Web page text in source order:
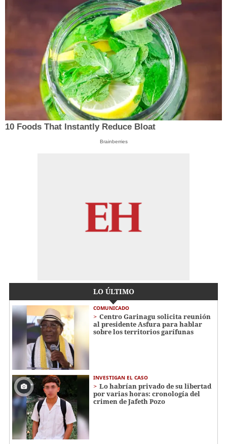
10 Foods That Instantly Reduce Bloat
Brainberries
LO ÚLTIMO
COMUNICADO
Centro Garinagu solicita reunión
al presidente Asfura para hablar
sobre los territorios garífunas
INVESTIGAN EL CASO
Lo habrían privado de su libertad
por varias horas: cronología del
crimen de Jafeth Pozo